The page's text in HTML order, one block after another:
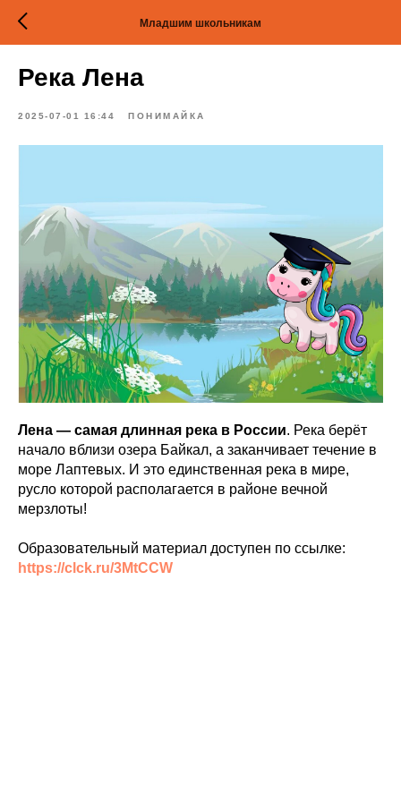
Младшим школьникам
Река Лена
2025-07-01 16:44 ПОНИМАЙКА
Лена — самая длинная река в России. Река берёт
начало вблизи озера Байкал, а заканчивает течение в
море Лаптевых. И это единственная река в мире,
русло которой располагается в районе вечной
мерзлоты!
Образовательный материал доступен по ссылке:
https://clck.ru/3MtCCW